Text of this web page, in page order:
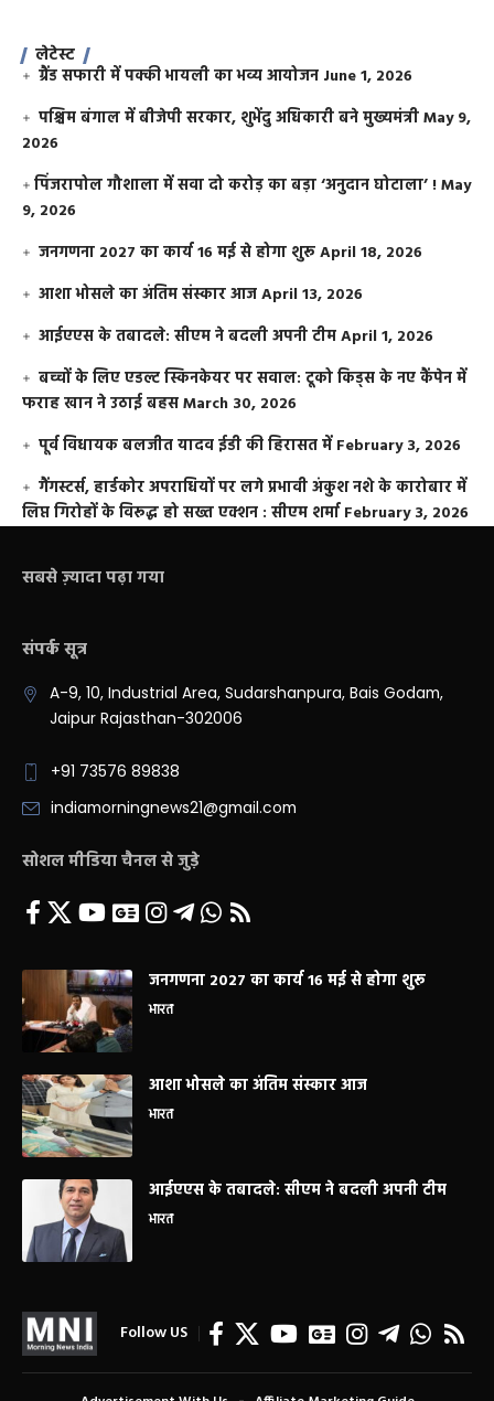
लेटेस्ट
ग्रैंड सफारी में पक्की भायली का भव्य आयोजन June 1, 2026
पश्चिम बंगाल में बीजेपी सरकार, शुभेंदु अधिकारी बने मुख्यमंत्रीMay 9,
2026
​पिंजरापोल गौशाला में सवा दो करोड़ का बड़ा ‘अनुदान घोटाला’ !May
9, 2026
जनगणना 2027 का कार्य 16 मई से होगा शुरूApril 18, 2026
आशा भोसले का अंतिम संस्कार आजApril 13, 2026
आईएएस के तबादले: सीएम ने बदली अपनी टीमApril 1, 2026
बच्चों के लिए एडल्ट स्किनकेयर पर सवाल: टूको किड्स के नए कैंपेन में
फराह खान ने उठाई बहसMarch 30, 2026
पूर्व विधायक बलजीत यादव ईडी की हिरासत में February 3, 2026
गैंगस्टर्स, हार्डकोर अपराधियों पर लगे प्रभावी अंकुश नशे के कारोबार में
लिप्त गिरोहों के विरूद्ध हो सख्त एक्शन : सीएम शर्मा February 3, 2026
सबसे ज़्यादा पढ़ा गया
संपर्क सूत्र
A-9, 10, Industrial Area, Sudarshanpura, Bais Godam,
Jaipur Rajasthan-302006
+91 73576 89838
indiamorningnews21@gmail.com
सोशल मीडिया चैनल से जुड़े
जनगणना 2027 का कार्य 16 मई से होगा शुरू
भारत
आशा भोसले का अंतिम संस्कार आज
भारत
आईएएस के तबादले: सीएम ने बदली अपनी टीम
भारत
Follow US